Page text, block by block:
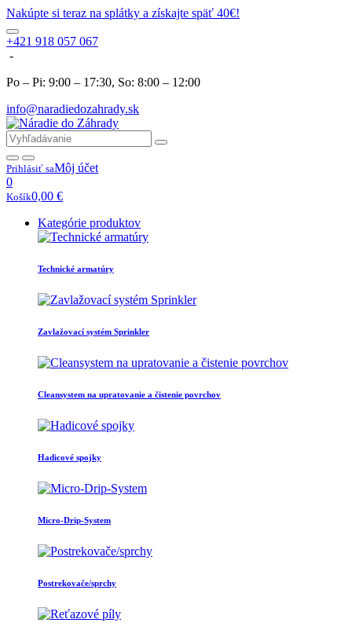
Nakúpte si teraz na splátky a získajte späť 40€!
+421 918 057 067
-
Po – Pi: 9:00 – 17:30, So: 8:00 – 12:00
info@naradiedozahrady.sk
Prihlásiť saMôj účet
0
Košík0,00 €
Kategórie produktov
Technické armatúry
Zavlažovací systém Sprinkler
Cleansystem na upratovanie a čistenie povrchov
Hadicové spojky
Micro-Drip-System
Postrekovače/sprchy